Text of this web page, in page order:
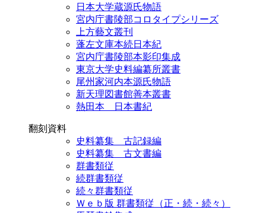
日本大学蔵源氏物語
宮内庁書陵部コロタイプシリーズ
上方藝文叢刊
蓬左文庫本続日本紀
宮内庁書陵部本影印集成
東京大学史料編纂所叢書
尾州家河内本源氏物語
新天理図書館善本叢書
熱田本 日本書紀
翻刻資料
史料纂集 古記録編
史料纂集 古文書編
群書類従
続群書類従
続々群書類従
Ｗｅｂ版 群書類従（正・続・続々）